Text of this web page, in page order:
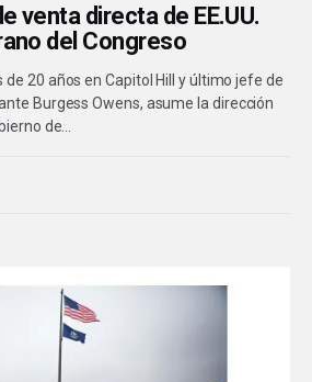
venta directa de EE.UU.
del Congreso
de 20 años en Capitol Hill y último jefe de
Burgess Owens, asume la dirección
de…